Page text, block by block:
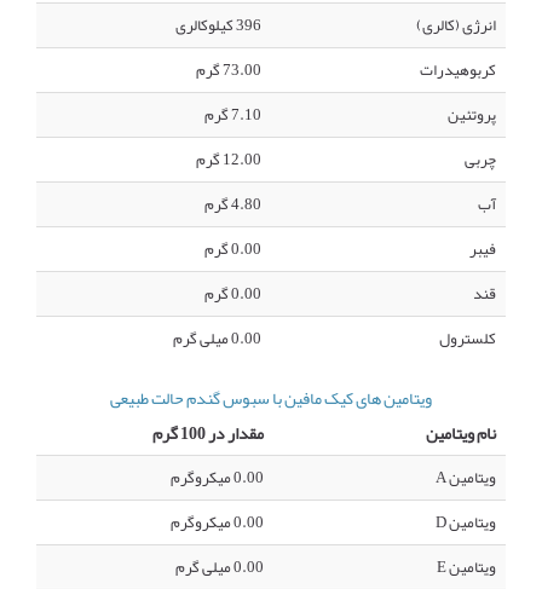
انرژی (کالری)
396 کیلوکالری
کربوهیدرات
73.00 گرم
پروتئین
7.10 گرم
چربی
12.00 گرم
آب
4.80 گرم
فیبر
0.00 گرم
قند
0.00 گرم
کلسترول
0.00 میلی گرم
ویتامین های کیک مافین با سبوس گندم حالت طبیعی
نام ویتامین
مقدار در 100 گرم
ویتامین A
0.00 میکروگرم
ویتامین D
0.00 میکروگرم
ویتامین E
0.00 میلی گرم